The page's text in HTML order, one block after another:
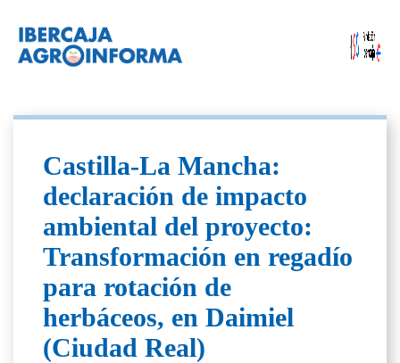
Castilla-La Mancha:
declaración de impacto
ambiental del proyecto:
Transformación en regadío
para rotación de
herbáceos, en Daimiel
(Ciudad Real)